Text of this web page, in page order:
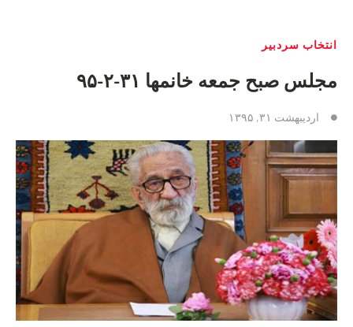
انتخاب سردبیر
مجلس صبح جمعه خانمها ٣١-٢-٩۵
اردیبهشت ۳۱, ۱۳۹۵